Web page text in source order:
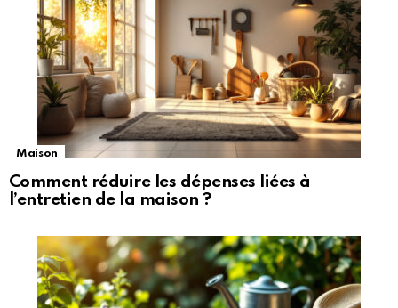
Maison
Comment réduire les dépenses liées à
l’entretien de la maison ?